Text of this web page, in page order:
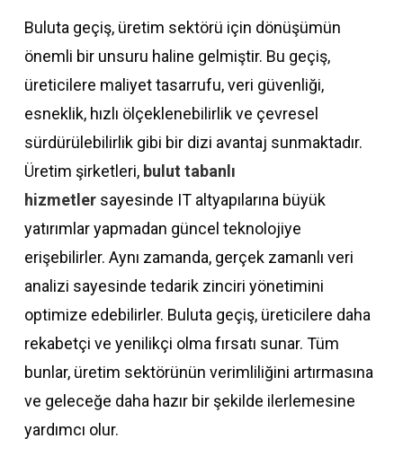
Buluta geçiş, üretim sektörü için dönüşümün
önemli bir unsuru haline gelmiştir. Bu geçiş,
üreticilere maliyet tasarrufu, veri güvenliği,
esneklik, hızlı ölçeklenebilirlik ve çevresel
sürdürülebilirlik gibi bir dizi avantaj sunmaktadır.
Üretim şirketleri, bulut tabanlı
hizmetlersayesinde IT altyapılarına büyük
yatırımlar yapmadan güncel teknolojiye
erişebilirler. Aynı zamanda, gerçek zamanlı veri
analizi sayesinde tedarik zinciri yönetimini
optimize edebilirler. Buluta geçiş, üreticilere daha
rekabetçi ve yenilikçi olma fırsatı sunar. Tüm
bunlar, üretim sektörünün verimliliğini artırmasına
ve geleceğe daha hazır bir şekilde ilerlemesine
yardımcı olur.